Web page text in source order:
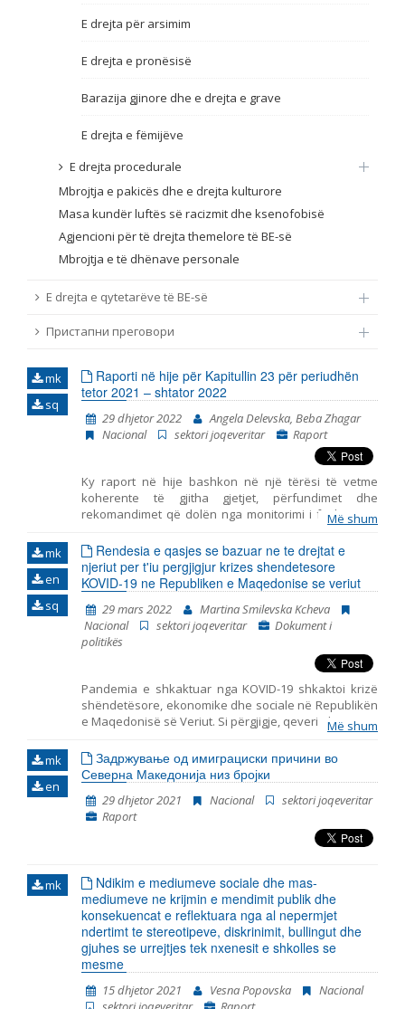
E drejta për arsimim
E drejta e pronësisë
Barazija gjinore dhe e drejta e grave
E drejta e fëmijëve
E drejta procedurale
Mbrojtja e pakicës dhe e drejta kulturore
Masa kundër luftës së racizmit dhe ksenofobisë
Agjencioni për të drejta themelore të BE-së
Mbrojtja e të dhënave personale
E drejta e qytetarëve të BE-së
Пристапни преговори
mk
sq
Raporti në hije për Kapitullin 23 për periudhën
tetor 2021 – shtator 2022
29 dhjetor 2022
Angela Delevska, Beba Zhagar
Nacional
sektori joqeveritar Raport
Ky raport në hije bashkon në një tërësi të vetme
koherente të gjitha gjetjet, përfundimet dhe
rekomandimet që dolën nga monitorimi i fushave të
përfshira në Kapitullin 23 – Gjyqësori dhe të drejtat
themelore. Ky është raporti i shtatë i tillë i publikuar
nga Instituti për Politika Evropiane (EPI) – Shkup, duke
marrë parasysh komentet dhe opinionet e
organizatave joqeveritare. Gjashtë periudhat e
mëparshme mbulojnë periudhat në vijim: tetor 2014 –
korrik 2015, korrik 2015 – prill 2016, maj 2016 – janar
2018, qershor 2018 – mars 2019, prill 2019 – mars 2020
Më shum
mk
en
sq
Rendesia e qasjes se bazuar ne te drejtat e
njeriut per t'iu pergjigjur krizes shendetesore
KOVID-19 ne Republiken e Maqedonise se veriut
29 mars 2022
Martina Smilevska Kcheva
Nacional
sektori joqeveritar
Dokument i
politikës
Pandemia e shkaktuar nga KOVID-19 shkaktoi krizë
shëndetësore, ekonomike dhe sociale në Republikën
e Maqedonisë së Veriut. Si përgjigje, qeveria ka marrë
një sërë masash kufizuese për të parandaluar
ekspozimin e njerëzve ndaj virusit dhe ngadalësimin
e përhapjes së tij, si dhe një sërë masash të tjera për
të zbutur efektet negative të kufizimeve të
vendosura. Masat e marra kanë ndikuar mjaft në
kufizimin e të drejtave të qytetarëve, duke përfshirë
vendosjen e orës policore, ruajtjen e distancës
sociale, kufizimin e lëvizjes dhe grumbullimit, mbylljen
online, ndalimin e ngjarjeve fetare dhe garave
sportive, shtyrjen e afateve procedurale në proceset
gjyqësore, mbylljen e bizneseve jothelbësore etj.
Ndërkohë që kufizimet e tilla mbi liritë dhe të drejtat
mund të kenë qenë pjesërisht të nevojshme për të
kontrolluar pandeminë, shumë prej këtyre politikave
kanë qenë shumë të gjera apo është neglizhuar
ndikimi i tyre mbi kategoritë m
Më shum
mk
en
Задржување од имиграциски причини во
Северна Македонија низ бројки
29 dhjetor 2021 Nacional
sektori joqeveritar
Raport
mk
Ndikim e mediumeve sociale dhe mas-
mediumeve ne krijmin e mendimit publik dhe
konsekuencat e reflektuara nga al nepermjet
ndertimt te stereotipeve, diskrinimit, bullingut dhe
gjuhes se urrejtjes tek nxenesit e shkolles se
mesme
15 dhjetor 2021 Vesna Popovska
Nacional